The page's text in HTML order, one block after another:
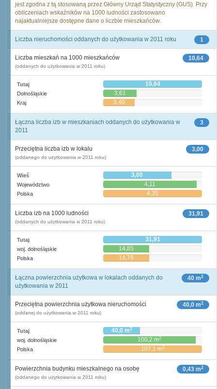
jest zgodna z tą stosowaną przez Główny Urząd Statystyczny (GUS). Przy
obliczeniach wskaźników na 1000 ludności zastosowano
najaktualniejsze dostępne dane o liczbie mieszkańców.
1
Liczba nieruchomości oddanych do użytkowania w 2011 roku
10,64
Liczba mieszkań na 1000 mieszkańców
(oddanych do użytkowania w 2011 roku)
Tutaj 10,64
Dolnośląskie 3,61
Kraj 3,40
3
Łączna liczba izb w mieszkaniach oddanych do użytkowania w
2011
3,00
Przeciętna liczba izb w lokalu
(oddanego do użytkowania w 2011 roku)
Wieś 3,00
Województwo 4,11
Polska 4,35
31,91
Liczba izb na 1000 ludności
(oddanych do użytkowania w 2011 roku)
Tutaj 31,91
woj. dolnośląskie 14,85
Polska 14,79
40 m2
Łączna powierzchnia użytkowa w lokalach oddanych do
użytkowania w 2011
40,0 m2
Przeciętna powierzchnia użytkowa nieruchomości
(oddanej do użytkowania w 2011 roku)
Tutaj 40,0 m2
woj. dolnośląskie 100,2 m2
Polska 107,1 m2
0,43 m2
Powierzchnia budynku mieszkalnego na osobę
(oddanego do użytkowania w 2011 roku)